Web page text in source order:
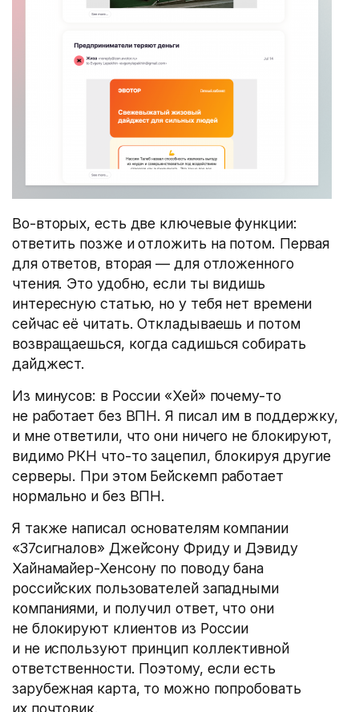
Во-вторых, есть две ключевые функции:
ответить позже и отложить на потом. Первая
для ответов, вторая — для отложенного
чтения. Это удобно, если ты видишь
интересную статью, но у тебя нет времени
сейчас её читать. Откладываешь и потом
возвращаешься, когда садишься собирать
дайджест.
Из минусов: в России «Хей» почему-то
не работает без ВПН. Я писал им в поддержку,
и мне ответили, что они ничего не блокируют,
видимо РКН что-то зацепил, блокируя другие
серверы. При этом Бейскемп работает
нормально и без ВПН.
Я также написал основателям компании
«37сигналов» Джейсону Фриду и Дэвиду
Хайнамайер-Хенсону по поводу бана
российских пользователей западными
компаниями, и получил ответ, что они
не блокируют клиентов из России
и не используют принцип коллективной
ответственности. Поэтому, если есть
зарубежная карта, то можно попробовать
их почтовик.